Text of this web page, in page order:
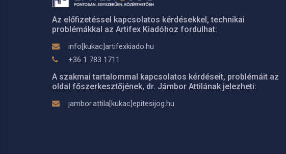
Az előfizetéssel kapcsolatos kérdésekkel, technikai
problémákkal az Artifex Kiadóhoz fordulhat:
info[kukac]artifexkiado.hu
+36 1 783 1711
A szakmai tartalommal kapcsolatos kérdéseit, problémáit az
oldal főszerkesztőjének, dr. Jámbor Attilának jelezheti:
jambor.attila[kukac]epitesijog.hu